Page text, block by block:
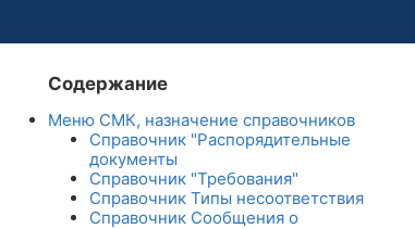
Содержание
Меню СМК, назначение справочников
Справочник "Распорядительные
документы
Справочник "Требования"
Справочник Типы несоответствия
Справочник Сообщения о